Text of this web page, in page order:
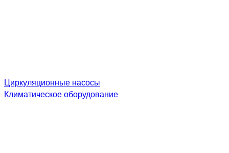
Циркуляционные насосы
Климатическое оборудование